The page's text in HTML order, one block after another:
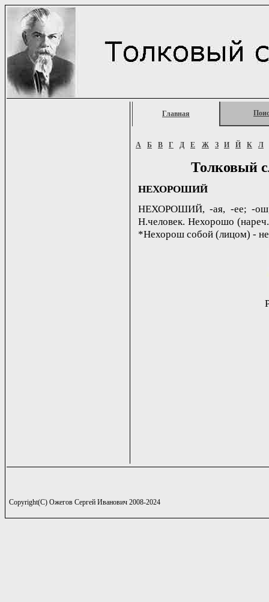
Главная
А Б В Г Д Е Ж З И Й К Л
Толковый
НЕХОРОШИЙ
НЕХОРОШИЙ, -ая, -ее; -ош,
Н.человек. Нехорошо
*Нехорош собой (лицом) -
Copyright(C) Ожегов Сергей Иванович 2008-2024